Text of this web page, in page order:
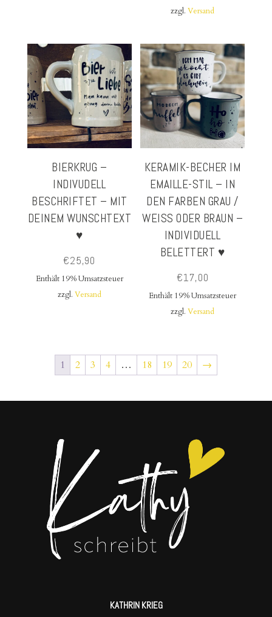
zzgl.Versand
BIERKRUG –
INDIVUDELL
BESCHRIFTET – MIT
DEINEM WUNSCHTEXT
♥
€25,90
Enthält 19% Umsatzsteuer
zzgl. Versand
KERAMIK-BECHER IM
EMAILLE-STIL – IN
DEN FARBEN GRAU /
WEISS ODER BRAUN – I
NDIVIDUELL B
ELETTERT ♥
€17,00
Enthält 19% Umsatzsteuer
zzgl.Versand
1 2 3 4 … 18 19 20 →
KATHRIN KRIEG